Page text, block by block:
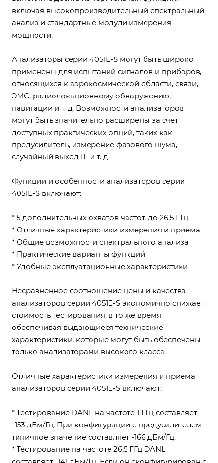
включая высокопроизводительный спектральный
анализ и стандартные модули измерения
мощности.
Анализаторы серии 4051E-S могут быть широко
применены для испытаний сигналов и приборов,
относящихся к аэрокосмической области, связи,
ЭМС, радиолокационному обнаружению,
навигации и т. д. Возможности анализаторов
могут быть значительно расширены за счет
доступных практических опций, таких как
предусилитель, измерение фазового шума,
случайный выход IF и т. д.
Функции и особенности анализаторов серии
4051E-S включают:
* 5 дополнительных охватов частот, до 26,5 ГГц
* Отличные характеристики измерения и приема
* Общие возможности спектрального анализа
* Практические варианты функций
* Удобные эксплуатационные характеристики
Несравненное соотношение цены и качества
анализаторов серии 4051E-S экономично снижает
стоимость тестирования, в то же время
обеспечивая выдающиеся технические
характеристики, которые могут быть обеспечены
только анализаторами высокого класса.
Отличные характеристики измерения и приема
анализаторов серии 4051E-S включают:
* Тестирование DANL на частоте 1 ГГц составляет
-153 дБм/Гц. При конфигурации с предусилителем
типичное значение составляет -166 дБм/Гц.
* Тестирование на частоте 26,5 ГГц DANL